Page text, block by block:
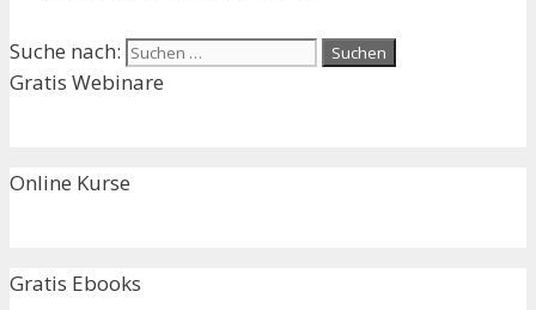
Suche nach:
Gratis Webinare
Online Kurse
Gratis Ebooks